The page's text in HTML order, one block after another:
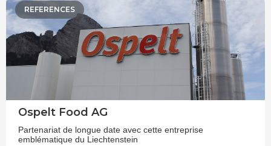
REFERENCES
Ospelt Food AG
Partenariat de longue date avec cette entreprise
emblématique du Liechtenstein